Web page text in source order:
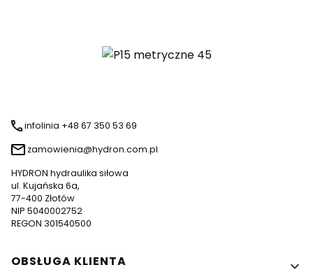
infolinia +48 67 350 53 69
zamowienia@hydron.com.pl
HYDRON hydraulika siłowa
ul. Kujańska 6a,
77-400 Złotów
NIP 5040002752
REGON 301540500
Linki w stopce
OBSŁUGA KLIENTA